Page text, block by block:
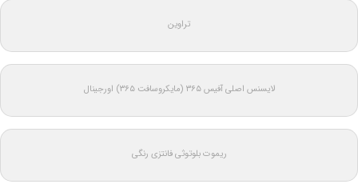
تراوین
لایسنس اصلی آفیس ۳۶۵ (مایکروسافت ۳۶۵) اورجینال
ریموت بلوتوثی فانتزی رنگی